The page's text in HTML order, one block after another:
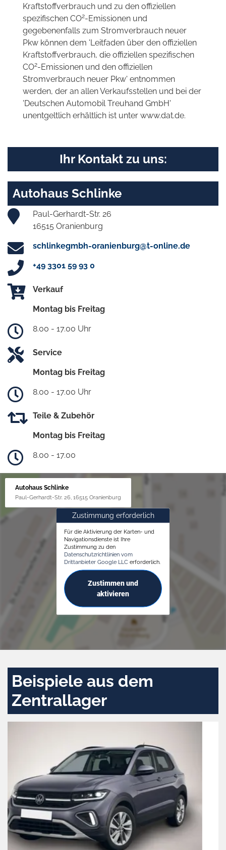
Kraftstoffverbrauch und zu den offiziellen
spezifischen CO2-Emissionen und
gegebenenfalls zum Stromverbrauch neuer
Pkw können dem 'Leitfaden über den offiziellen
Kraftstoffverbrauch, die offiziellen spezifischen
CO2-Emissionen und den offiziellen
Stromverbrauch neuer Pkw' entnommen
werden, der an allen Verkaufsstellen und bei der
'Deutschen Automobil Treuhand GmbH'
unentgeltlich erhältlich ist unter www.dat.de.
Ihr Kontakt zu uns:
Autohaus Schlinke
Paul-Gerhardt-Str. 26
16515 Oranienburg
schlinkegmbh-oranienburg@t-online.de
+49 3301 59 93 0
Verkauf
Montag bis Freitag
8.00 - 17.00 Uhr
Service
Montag bis Freitag
8.00 - 17.00 Uhr
Teile & Zubehör
Montag bis Freitag
8.00 - 17.00
Autohaus Schlinke
Paul-Gerhardt-Str. 26, 16515 Oranienburg
Zustimmung erforderlich
Für die Aktivierung der Karten- und
Navigationsdienste ist Ihre
Zustimmung zu den
Datenschutzrichtlinien vom
Drittanbieter Google LLC erforderlich.
Zustimmen und
aktivieren
Beispiele aus dem
Zentrallager